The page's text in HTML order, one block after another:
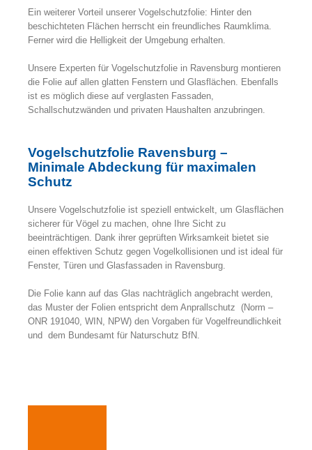
Ein weiterer Vorteil unserer Vogelschutzfolie: Hinter den
beschichteten Flächen herrscht ein freundliches Raumklima.
Ferner wird die Helligkeit der Umgebung erhalten.
Unsere Experten für Vogelschutzfolie in Ravensburg montieren
die Folie auf allen glatten Fenstern und Glasflächen. Ebenfalls
ist es möglich diese auf verglasten Fassaden,
Schallschutzwänden und privaten Haushalten anzubringen.
Vogelschutzfolie Ravensburg –
Minimale Abdeckung für maximalen
Schutz
Unsere Vogelschutzfolie ist speziell entwickelt, um Glasflächen
sicherer für Vögel zu machen, ohne Ihre Sicht zu
beeinträchtigen. Dank ihrer geprüften Wirksamkeit bietet sie
einen effektiven Schutz gegen Vogelkollisionen und ist ideal für
Fenster, Türen und Glasfassaden in Ravensburg.
Die Folie kann auf das Glas nachträglich angebracht werden,
das Muster der Folien entspricht dem Anprallschutz (Norm –
ONR 191040, WIN, NPW) den Vorgaben für Vogelfreundlichkeit
und dem Bundesamt für Naturschutz BfN.